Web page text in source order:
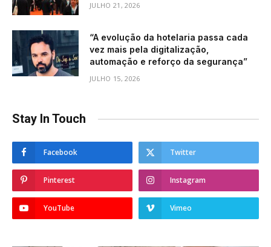
JULHO 21, 2026
“A evolução da hotelaria passa cada
vez mais pela digitalização,
automação e reforço da segurança”
JULHO 15, 2026
Stay In Touch
Facebook Twitter
Pinterest Instagram
YouTube Vimeo